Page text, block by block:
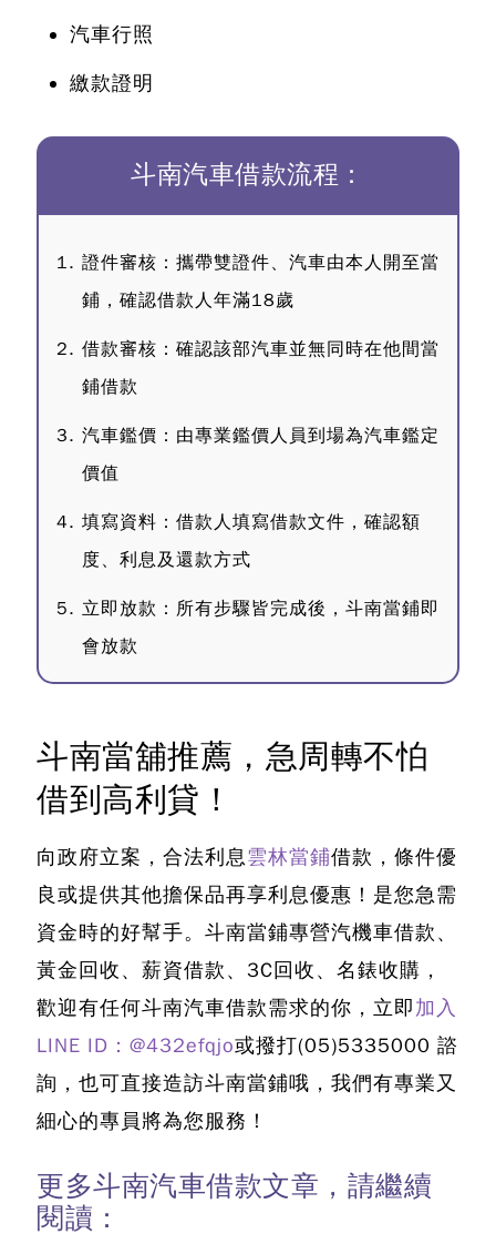
汽車行照
繳款證明
斗南汽車借款流程：
證件審核：攜帶雙證件、汽車由本人開至當
鋪，確認借款人年滿18歲
借款審核：確認該部汽車並無同時在他間當
鋪借款
汽車鑑價：由專業鑑價人員到場為汽車鑑定
價值
填寫資料：借款人填寫借款文件，確認額
度、利息及還款方式
立即放款：所有步驟皆完成後，斗南當鋪即
會放款
斗南當舖推薦，急周轉不怕
借到高利貸！
向政府立案，合法利息雲林當鋪借款，條件優
良或提供其他擔保品再享利息優惠！是您急需
資金時的好幫手。斗南當鋪專營汽機車借款、
黃金回收、薪資借款、3C回收、名錶收購，
歡迎有任何斗南汽車借款需求的你，立即加入
LINE ID：@432efqjo或撥打(05)5335000 諮
詢，也可直接造訪斗南當鋪哦，我們有專業又
細心的專員將為您服務！
更多斗南汽車借款文章，請繼續
閱讀：